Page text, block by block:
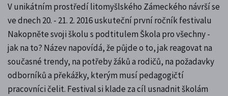
V unikátním prostředí litomyšlského Zámeckého návrší se
ve dnech 20. - 21. 2. 2016 uskuteční první ročník festivalu
Nakopněte svoji školu s podtitulem Škola pro všechny -
jak na to? Název napovídá, že půjde o to, jak reagovat na
současné trendy, na potřeby žáků a rodičů, na požadavky
odborníků a překážky, kterým musí pedagogičtí
pracovníci čelit. Festival si klade za cíl usnadnit školám